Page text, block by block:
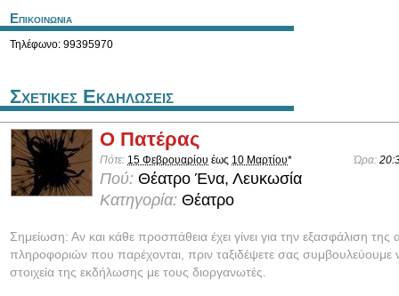
Επικοινωνια
Τηλέφωνο: 99395970
Σχετικες Εκδηλωσεις
Ο Πατέρας
Πότε: 15 Φεβρουαρίου έως 10 Μαρτίου* Ώρα:
Πού: Θέατρο Ένα, Λευκωσία
Κατηγορία: Θέατρο
Σημείωση: Αν και κάθε προσπάθεια έχει γίνει για την εξασφάλιση της
πληροφοριών που παρέχονται, πριν ταξιδέψετε σας συμβουλεύουμε
στοιχεία της εκδήλωσης με τους διοργανωτές.